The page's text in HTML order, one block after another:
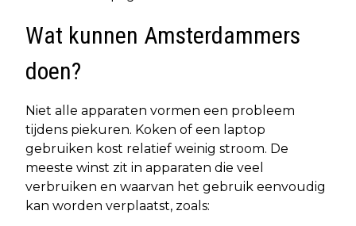
Wat kunnen Amsterdammers
doen?
Niet alle apparaten vormen een probleem
tijdens piekuren. Koken of een laptop
gebruiken kost relatief weinig stroom. De
meeste winst zit in apparaten die veel
verbruiken en waarvan het gebruik eenvoudig
kan worden verplaatst, zoals: